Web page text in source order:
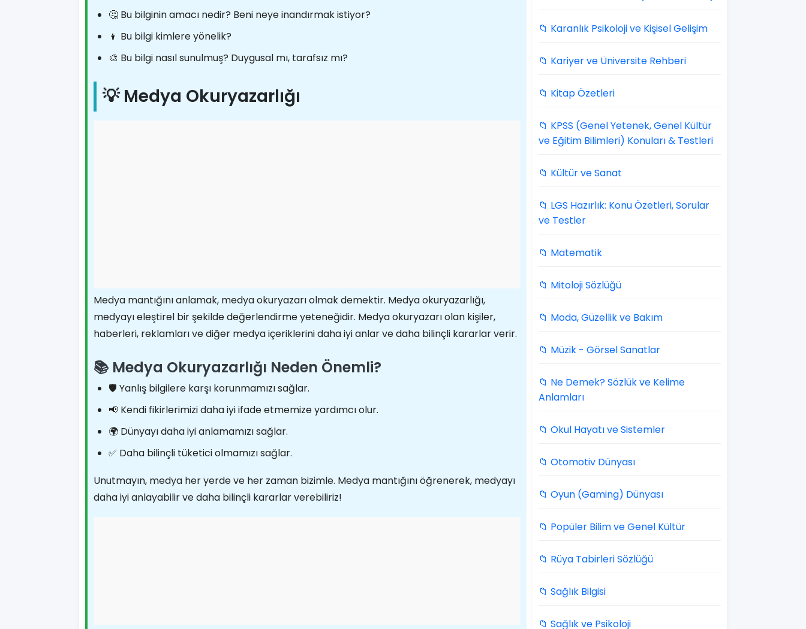
🤔 Bu bilginin amacı nedir? Beni neye inandırmak istiyor?
👦 Bu bilgi kimlere yönelik?
🎨 Bu bilgi nasıl sunulmuş? Duygusal mı, tarafsız mı?
💡 Medya Okuryazarlığı
Medya mantığını anlamak, medya okuryazarı olmak demektir. Medya okuryazarlığı,
medyayı eleştirel bir şekilde değerlendirme yeteneğidir. Medya okuryazarı olan kişiler,
haberleri, reklamları ve diğer medya içeriklerini daha iyi anlar ve daha bilinçli kararlar verir.
📚 Medya Okuryazarlığı Neden Önemli?
🛡️ Yanlış bilgilere karşı korunmamızı sağlar.
📢 Kendi fikirlerimizi daha iyi ifade etmemize yardımcı olur.
🌍 Dünyayı daha iyi anlamamızı sağlar.
✅ Daha bilinçli tüketici olmamızı sağlar.
Unutmayın, medya her yerde ve her zaman bizimle. Medya mantığını öğrenerek, medyayı
daha iyi anlayabilir ve daha bilinçli kararlar verebiliriz!
📁 Karanlık Psikoloji ve Kişisel Gelişim
📁 Kariyer ve Üniversite Rehberi
📁 Kitap Özetleri
📁 KPSS (Genel Yetenek, Genel Kültür
ve Eğitim Bilimleri) Konuları & Testleri
📁 Kültür ve Sanat
📁 LGS Hazırlık: Konu Özetleri, Sorular
ve Testler
📁 Matematik
📁 Mitoloji Sözlüğü
📁 Moda, Güzellik ve Bakım
📁 Müzik - Görsel Sanatlar
📁 Ne Demek? Sözlük ve Kelime
Anlamları
📁 Okul Hayatı ve Sistemler
📁 Otomotiv Dünyası
📁 Oyun (Gaming) Dünyası
📁 Popüler Bilim ve Genel Kültür
📁 Rüya Tabirleri Sözlüğü
📁 Sağlık Bilgisi
📁 Sağlık ve Psikoloji